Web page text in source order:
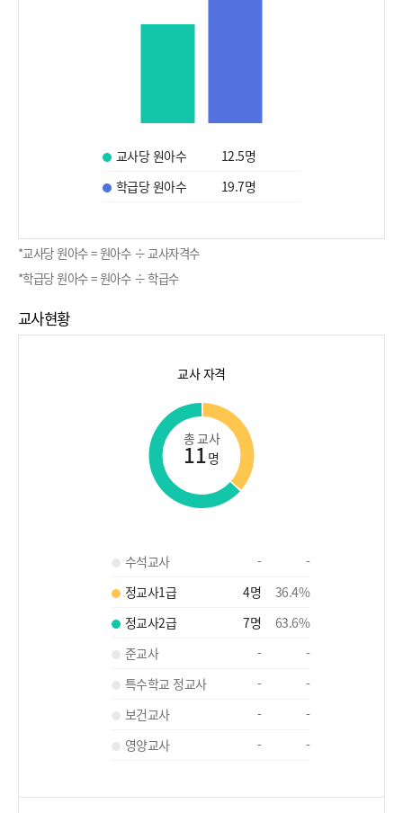
교사당 원아수 12.5명
학급당 원아수
19.7명
*교사당 원아수 = 원아수 ÷ 교사자격수
*학급당 원아수 = 원아수 ÷ 학급수
교사현황
교사 자격
총 교사
11명
수석교사 -
-
정교사1급
4명 36.4%
정교사2급
7명 63.6%
준교사
-
-
특수학교 정교사
-
-
보건교사
-
-
영양교사
- -